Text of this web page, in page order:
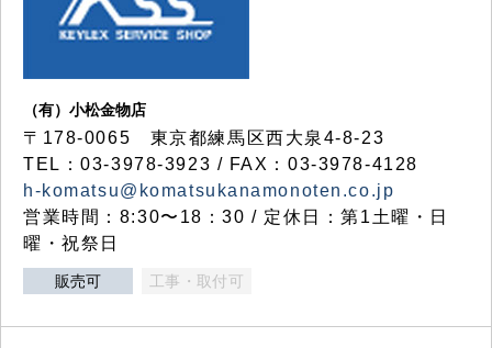
（有）小松金物店
〒178-0065 東京都練馬区西大泉4-8-23
TEL：03-3978-3923 / FAX：03-3978-4128
h-komatsu@komatsukanamonoten.co.jp
営業時間：8:30〜18：30 / 定休日：第1土曜・日
曜・祝祭日
販売可 工事・取付可